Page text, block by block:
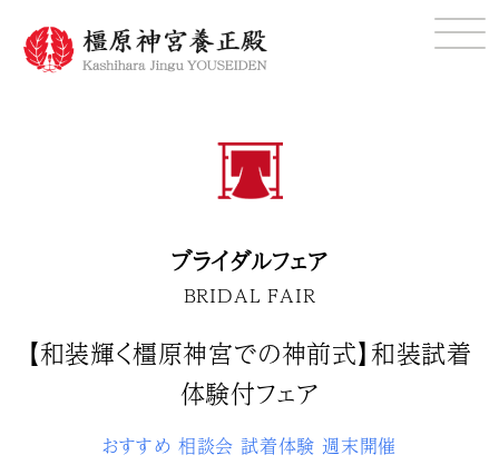
ブライダルフェア
BRIDAL FAIR
【和装輝く橿原神宮での神前式】和装試着
体験付フェア
おすすめ 相談会 試着体験 週末開催